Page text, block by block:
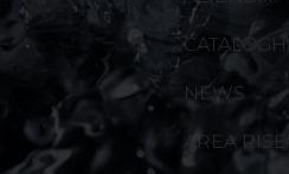
CATALOGHI
NEWS
AREA